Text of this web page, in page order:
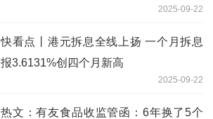
2025-09-22
快看点丨港元拆息全线上扬 一个月拆息
报3.6131%创四个月新高
2025-09-22
热文：有友食品收监管函：6年换了5个